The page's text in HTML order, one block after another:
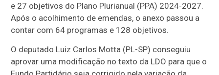
e 27 objetivos do Plano Plurianual (PPA) 2024-2027.
Após o acolhimento de emendas, o anexo passou a
contar com 64 programas e 128 objetivos.
O deputado Luiz Carlos Motta (PL-SP) conseguiu
aprovar uma modificação no texto da LDO para que o